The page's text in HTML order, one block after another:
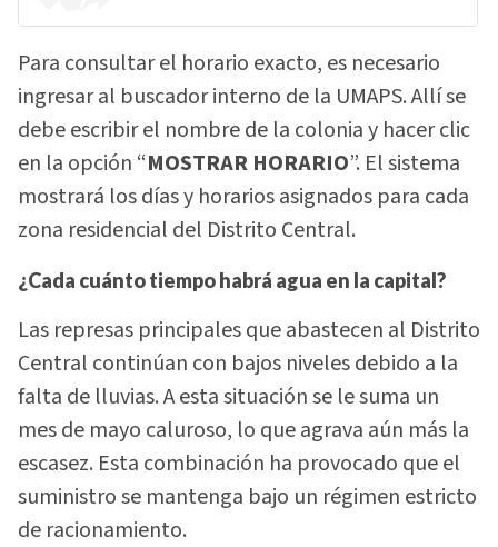
Para consultar el horario exacto, es necesario
ingresar al buscador interno de la UMAPS. Allí se
debe escribir el nombre de la colonia y hacer clic
en la opción “MOSTRAR HORARIO”. El sistema
mostrará los días y horarios asignados para cada
zona residencial del Distrito Central.
¿Cada cuánto tiempo habrá agua en la capital?
Las represas principales que abastecen al Distrito
Central continúan con bajos niveles debido a la
falta de lluvias. A esta situación se le suma un
mes de mayo caluroso, lo que agrava aún más la
escasez. Esta combinación ha provocado que el
suministro se mantenga bajo un régimen estricto
de racionamiento.